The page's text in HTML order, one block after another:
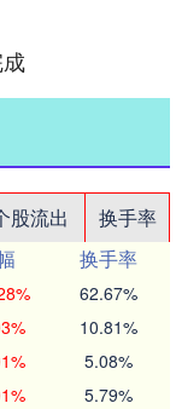
股流出
换手率
换手率
62.67%
10.81%
5.08%
5.79%